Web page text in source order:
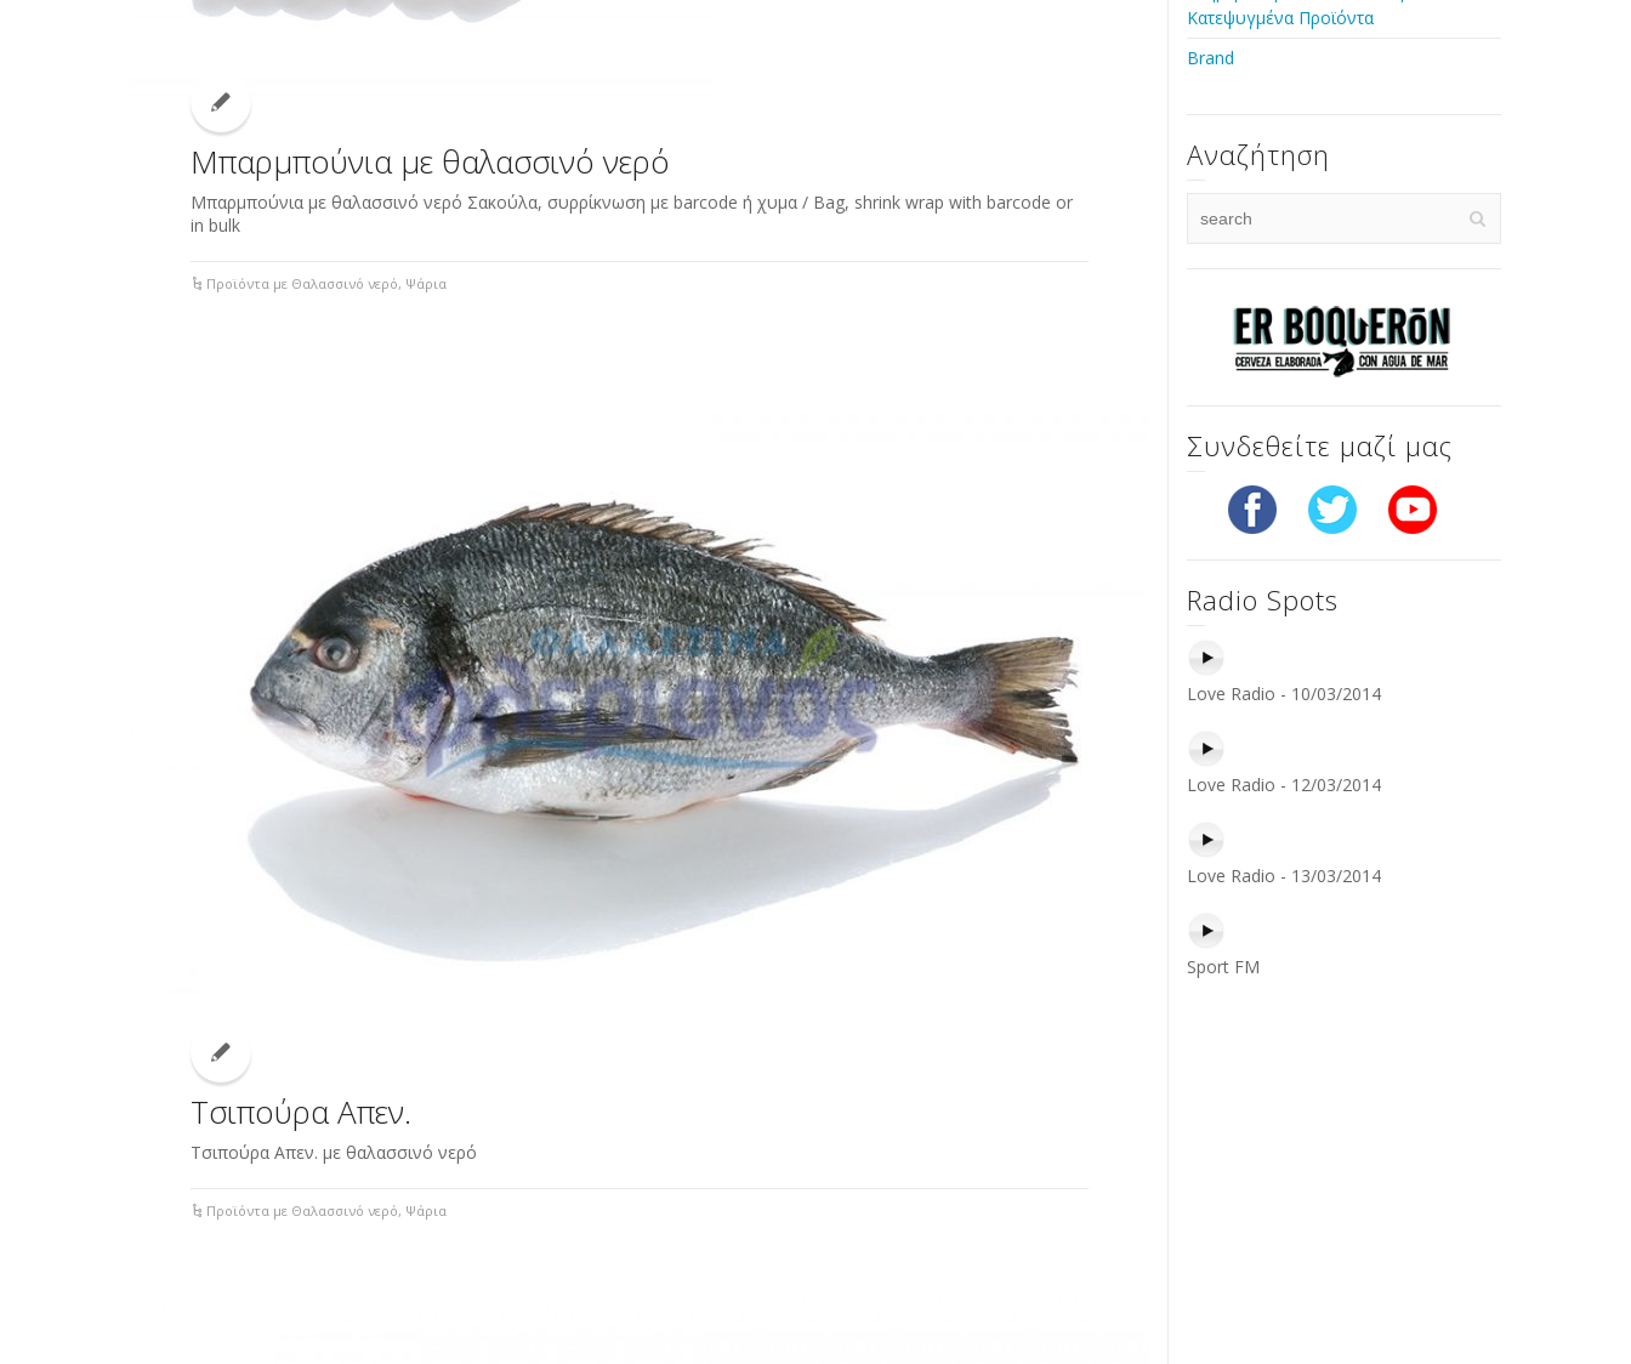
Μπαρμπούνια με θαλασσινό νερό
Μπαρμπούνια με θαλασσινό νερό Σακούλα, συρρίκνωση με barcode ή χυμα / Bag, shrink wrap with barcode or
in bulk
Προϊόντα με Θαλασσινό νερό, Ψάρια
Τσιπούρα Απεν.
Τσιπούρα Απεν. με θαλασσινό νερό
Προϊόντα με Θαλασσινό νερό, Ψάρια
Κατεψυγμένα Προϊόντα
Brand
Αναζήτηση
Συνδεθείτε μαζί μας
Radio Spots
Love Radio - 10/03/2014
Love Radio - 12/03/2014
Love Radio - 13/03/2014
Sport FM